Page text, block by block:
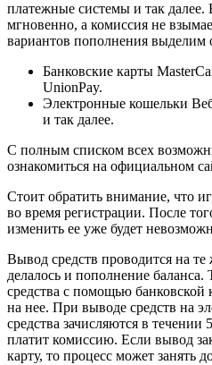
платежные системы и так далее.
мгновенно, а комиссия не
вариантов пополнения выделим
Банковские карты
UnionPay.
Электронные кошельки
и так далее.
С полным списком всех
ознакомиться на официальном
Стоит обратить внимание, что
во время регистрации. После
изменить ее уже будет
Вывод средств проводится на
делалось и пополнение баланса.
средства с помощью
на нее. При выводе средств на
средства зачисляются в
платит комиссию. Если вывод
карту, то процесс может занять